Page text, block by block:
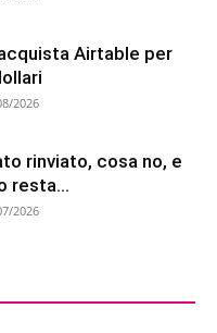
Airtable per
2026
rinviato, cosa no, e
resta...
2026